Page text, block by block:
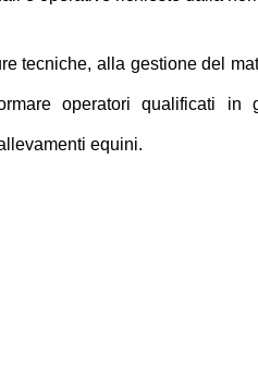
tecniche, alla gestione del
operatori qualificati in
equini.